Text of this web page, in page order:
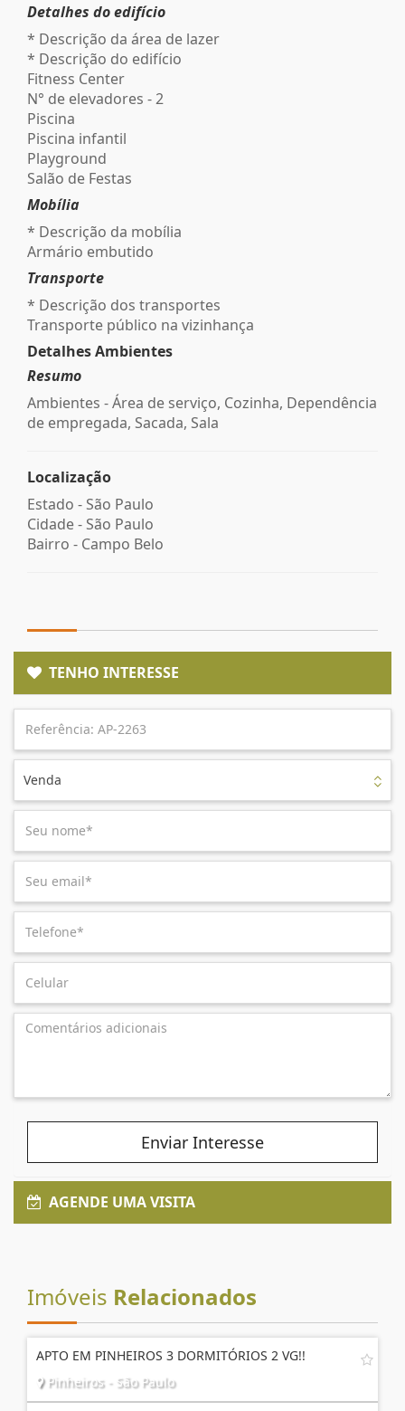
Detalhes do edifício
* Descrição da área de lazer
* Descrição do edifício
Fitness Center
N° de elevadores - 2
Piscina
Piscina infantil
Playground
Salão de Festas
Mobília
* Descrição da mobília
Armário embutido
Transporte
* Descrição dos transportes
Transporte público na vizinhança
Detalhes Ambientes
Resumo
Ambientes - Área de serviço, Cozinha, Dependência
de empregada, Sacada, Sala
Localização
Estado - São Paulo
Cidade - São Paulo
Bairro - Campo Belo
TENHO INTERESSE
Venda
Enviar Interesse
AGENDE UMA VISITA
Imóveis Relacionados
APTO EM PINHEIROS 3 DORMITÓRIOS 2 VG!!
Pinheiros - São Paulo